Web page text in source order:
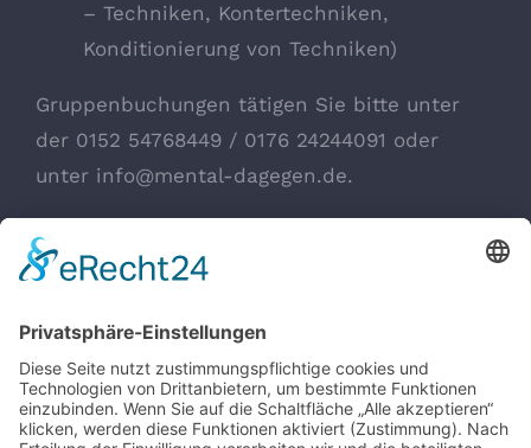
– Techniken, Kontertechniken,
Konditionierung von Techniken)
Gruppenbuchungen tätigen Sie bitte unter
der 0152 54768449 / 0176 24244091 oder
unter info@mental-dagegen.de.